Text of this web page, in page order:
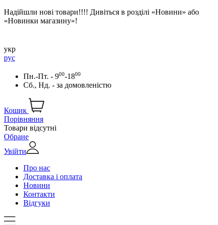
Надійшли нові товари!!!! Дивіться в розділі «Новини» або
«Новинки магазину»!
укр
рус
Пн.-Пт. - 900-1800
Сб., Нд. - за домовленістю
Кошик
Порівняння
Товари відсутні
Обране
Увійти
Про нас
Доставка і оплата
Новини
Контакти
Відгуки